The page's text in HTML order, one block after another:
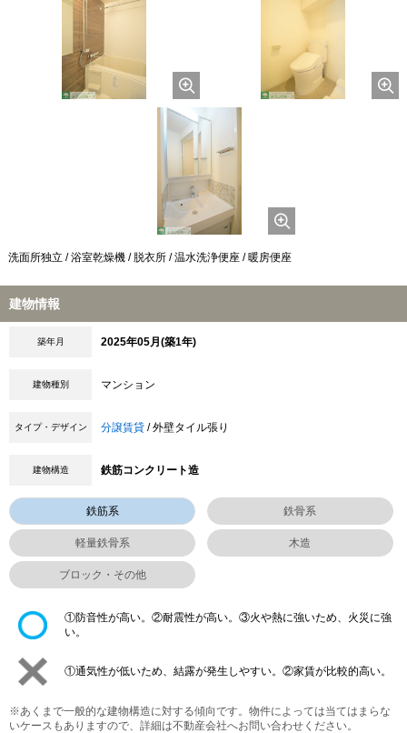
洗面所独立 / 浴室乾燥機 / 脱衣所 / 温水洗浄便座 / 暖房便座
建物情報
築年月 2025年05月(築1年)
建物種別 マンション
タイプ・デザイン 分譲賃貸 / 外壁タイル張り
建物構造 鉄筋コンクリート造
鉄筋系 鉄骨系
軽量鉄骨系 木造
ブロック・その他
①防音性が高い。②耐震性が高い。③火や熱に強いため、火災に強
い。
①通気性が低いため、結露が発生しやすい。②家賃が比較的高い。
※あくまで一般的な建物構造に対する傾向です。物件によっては当てはまらな
いケースもありますので、詳細は不動産会社へお問い合わせください。